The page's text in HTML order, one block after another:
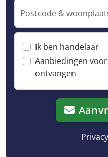
Postcode &
Ik ben handelaar
Aanbiedingen
ontvangen